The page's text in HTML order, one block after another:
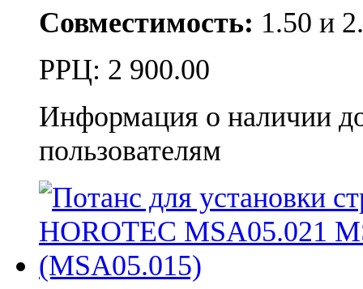
Совместимость: 1.50 и
РРЦ: 2 900.00
Информация о наличии
пользователям